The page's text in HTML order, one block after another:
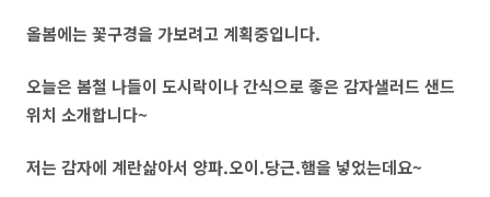
올봄에는 꽃구경을 가보려고 계획중입니다.
오늘은 봄철 나들이 도시락이나 간식으로 좋은 감자샐러드 샌드
위치 소개합니다~
저는 감자에 계란삶아서 양파.오이.당근.햄을 넣었는데요~